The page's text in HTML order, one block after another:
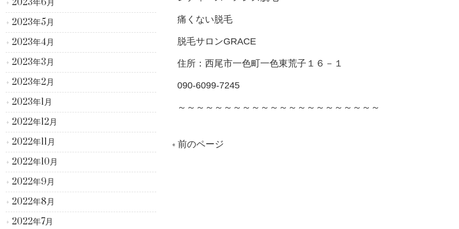
痛くない脱毛
脱毛サロンGRACE
住所：西尾市一色町一色東荒子１６－１
090-6099-7245
～～～～～～～～～～～～～～～～～～～～～～
« 前のページ
2023年6月
2023年5月
2023年4月
2023年3月
2023年2月
2023年1月
2022年12月
2022年11月
2022年10月
2022年9月
2022年8月
2022年7月